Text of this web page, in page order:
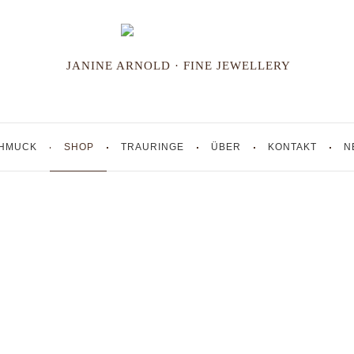
JANINE ARNOLD · FINE JEWELLERY
SHOP TRAURINGE ÜBER KONTAKT